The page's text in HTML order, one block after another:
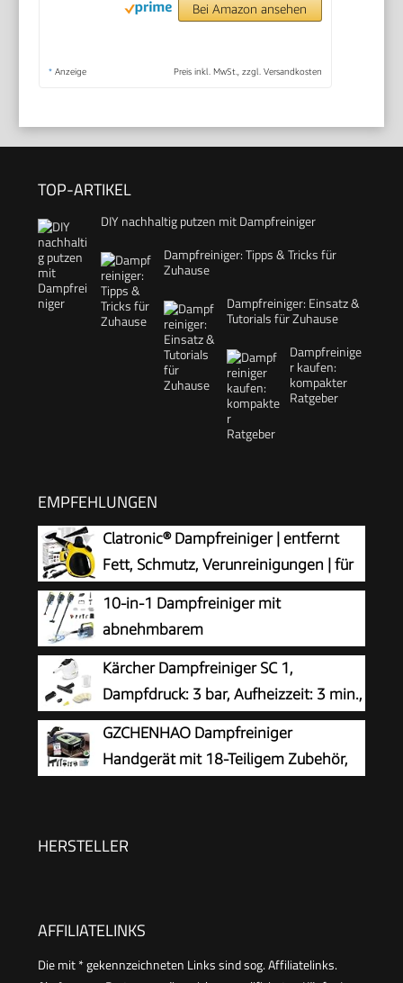
Bei Amazon ansehen
* Anzeige Preis inkl. MwSt., zzgl. Versandkosten
TOP-ARTIKEL
DIY nachhaltig putzen mit Dampfreiniger
Dampfreiniger: Tipps & Tricks für
Zuhause
Dampfreiniger: Einsatz &
Tutorials für Zuhause
Dampfreinige
r kaufen:
kompakter
Ratgeber
EMPFEHLUNGEN
Clatronic® Dampfreiniger | entfernt
Fett, Schmutz, Verunreinigungen | für
Auto, Küche, Bad, Polster | chemiefrei |
Steam Cleaner | 360° Dampfdüse | Handgerät
mit 5 m Kabel & Zubehör | DR 3653
10-in-1 Dampfreiniger mit
abnehmbarem
Handgerät,Handdampfreiniger
Zubehör
Kärcher Dampfreiniger SC 1,
Dampfdruck: 3 bar, Aufheizzeit: 3 min.,
Leistung: 1.200 W, Flächenleistung: 20
m², Tank: 200 ml, mit Hand-, Punktstrahl- und
Powerdüse, Mikrofaser-Überzug und Rundbürste
GZCHENHAO Dampfreiniger
Handgerät mit 18-Teiligem Zubehör,
Natürlich,Steam Cleaner für Boden, Küche, Bad,
HERSTELLER
AFFILIATELINKS
Die mit * gekennzeichneten Links sind sog. Affiliatelinks.